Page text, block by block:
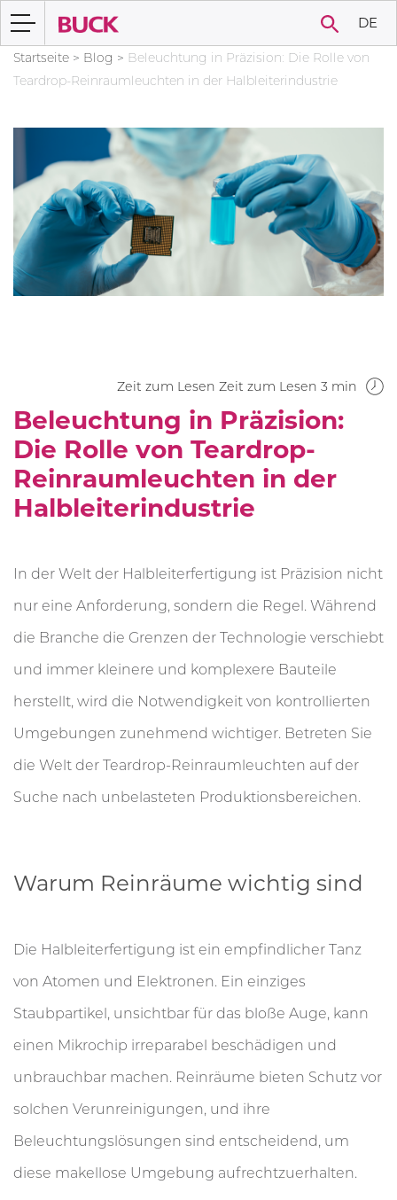
DE
Startseite > Blog > Beleuchtung in Präzision: Die Rolle von
Teardrop-Reinraumleuchten in der Halbleiterindustrie
Zeit zum Lesen Zeit zum Lesen 3 min
Beleuchtung in Präzision:
Die Rolle von Teardrop-
Reinraumleuchten in der
Halbleiterindustrie
In der Welt der Halbleiterfertigung ist Präzision nicht
nur eine Anforderung, sondern die Regel. Während
die Branche die Grenzen der Technologie verschiebt
und immer kleinere und komplexere Bauteile
herstellt, wird die Notwendigkeit von kontrollierten
Umgebungen zunehmend wichtiger. Betreten Sie
die Welt der Teardrop-Reinraumleuchten auf der
Suche nach unbelasteten Produktionsbereichen.
Warum Reinräume wichtig sind
Die Halbleiterfertigung ist ein empfindlicher Tanz
von Atomen und Elektronen. Ein einziges
Staubpartikel, unsichtbar für das bloße Auge, kann
einen Mikrochip irreparabel beschädigen und
unbrauchbar machen. Reinräume bieten Schutz vor
solchen Verunreinigungen, und ihre
Beleuchtungslösungen sind entscheidend, um
diese makellose Umgebung aufrechtzuerhalten.